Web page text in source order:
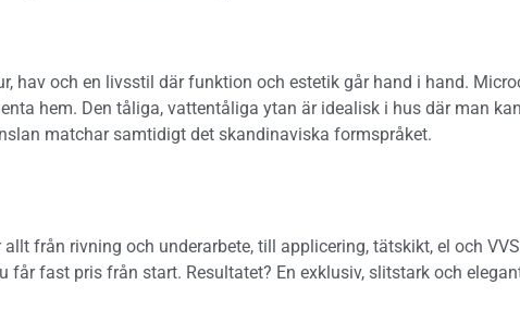
hav och en livsstil där funktion och estetik går hand i hand.
hem. Den tåliga, vattentåliga ytan är idealisk i hus där man
matchar samtidigt det skandinaviska formspråket.
från rivning och underarbete, till applicering, tätskikt, el och
får fast pris från start. Resultatet? En exklusiv, slitstark och